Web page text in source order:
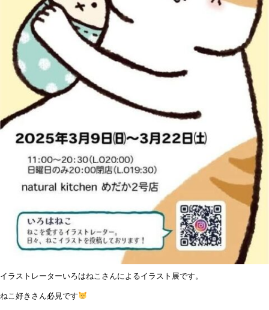
イラストレーターいろはねこさんによるイラスト展です。
ねこ好きさん必見です